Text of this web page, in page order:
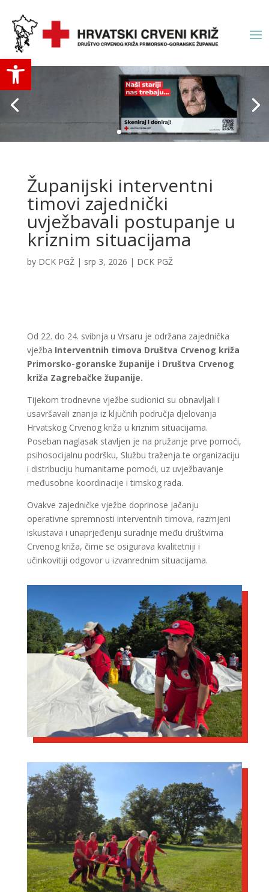
Open toolbar
Županijski interventni
timovi zajednički
uvježbavali postupanje u
kriznim situacijama
by DCK PGŽ| srp 3, 2026 | DCK PGŽ
Od 22. do 24. svibnja u Vrsaru je održana zajednička
vježba Interventnih timova Društva Crvenog križa
Primorsko-goranske županije i Društva Crvenog
križa Zagrebačke županije.
Tijekom trodnevne vježbe sudionici su obnavljali i
usavršavali znanja iz ključnih područja djelovanja
Hrvatskog Crvenog križa u kriznim situacijama.
Poseban naglasak stavljen je na pružanje prve pomoći,
psihosocijalnu podršku, Službu traženja te organizaciju
i distribuciju humanitarne pomoći, uz uvježbavanje
međusobne koordinacije i timskog rada.
Ovakve zajedničke vježbe doprinose jačanju
operativne spremnosti interventnih timova, razmjeni
iskustava i unaprjeđenju suradnje među društvima
Crvenog križa, čime se osigurava kvalitetniji i
učinkovitiji odgovor u izvanrednim situacijama.